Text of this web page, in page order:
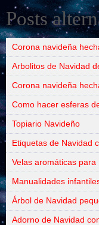
Posts
Corona navideña
Arbolitos de Navidad
Corona navideña
Como hacer esferas
Topiario Navideño
Etiquetas de Navidad
Velas aromáticas para
Manualidades
Árbol de Navidad
Adorno de Navidad